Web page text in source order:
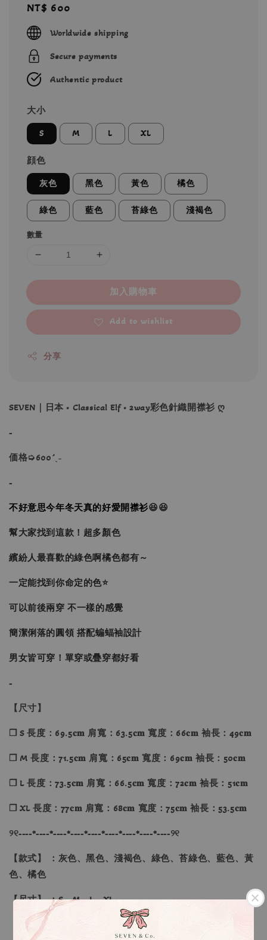
Regular
price
NT$ 600
Worldwide shipping
Secure payments
Authentic product
大小
S M L XL
顔色
灰色 黑色 黃色 橘色
綠色 藍色 苔綠色 淺褐色
數量
加入購物車
Add to wishlist
分享
SEVEN｜日本 • Classical Elf • 2way彩色針織開襟衫 ღ
-
価格➭600´ˎ˗
-
不好意思今年冬天真的好愛開襟衫😆😆
幫大家找到這款！超多顏色
繽紛人最喜歡的綠色啊橘色都有～
一定能找到你命定的色⭐
可以前後兩穿 不一樣的感覺
簡潔俐落的圓領 搭配蝙蝠袖設計
男女皆可穿！單穿或疊穿都好看
-
【尺寸】
❐ S 長度：69.5𝐜𝐦 肩寬：63.5𝐜𝐦 寬度：66𝐜𝐦 袖長：49𝐜𝐦
❐ M 長度：71.5𝐜𝐦 肩寬：65𝐜𝐦 寬度：69𝐜𝐦 袖長：50𝐜𝐦
❐ L 長度：73.5𝐜𝐦 肩寬：66.5𝐜𝐦 寬度：72𝐜𝐦 袖長：51𝐜𝐦
❐ XL 長度：77𝐜𝐦 肩寬：68𝐜𝐦 寬度：75𝐜𝐦 袖長：53.5𝐜𝐦
୨୧----*----*----*----*----*----*----*----*----୨୧
【款式】 ：灰色、黑色、淺褐色、綠色、苔綠色、藍色、黃
色、橘色
【尺寸】 ：S、M、L、XL